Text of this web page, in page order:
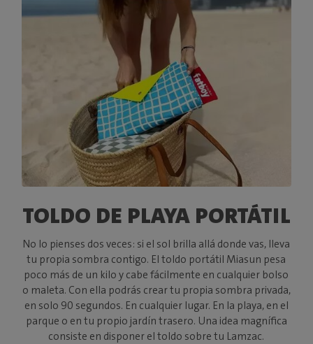
TOLDO DE PLAYA PORTÁTIL
No lo pienses dos veces: si el sol brilla allá donde vas, lleva
tu propia sombra contigo. El toldo portátil Miasun pesa
poco más de un kilo y cabe fácilmente en cualquier bolso
o maleta. Con ella podrás crear tu propia sombra privada,
en solo 90 segundos. En cualquier lugar. En la playa, en el
parque o en tu propio jardín trasero. Una idea magnífica
consiste en disponer el toldo sobre tu Lamzac.